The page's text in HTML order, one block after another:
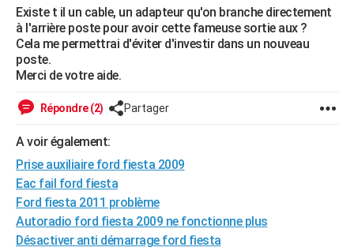
Alimentation
Guide de la santé
Maladies
Médicaments
Sommeil
VOYAGE
Destinations
City break
Voyage nature
Voyage de noces
Forum
Climat
+PHOTO
GUIDES D'ACHAT
BONS PLANS
CARTE DE VOEUX
Carte de Noël
Carte Bonne année
Carte Saint-Valentin
Carte Pâques
Carte d'anniversaire
DICTIONNAIRE
Dictionnaire
Biographies
Citations
Expressions
Proverbes
PROGRAMME TV
COPAINS D'AVANT
Existe t il un cable, un adapteur qu'on branche directement
à l'arrière poste pour avoir cette fameuse sortie aux ?
Cela me permettrai d'éviter d'investir dans un nouveau
poste.
Merci de votre aide.
Répondre (2) Partager
A voir également:
Prise auxiliaire ford fiesta 2009
Eac fail ford fiesta
Ford fiesta 2011 problème
Autoradio ford fiesta 2009 ne fonctionne plus
Désactiver anti démarrage ford fiesta